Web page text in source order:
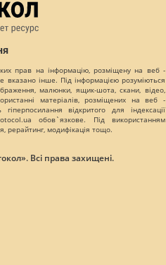
прав на інформацію, розміщену на веб -
вказано інше. Під інформацією розуміються
малюнки, ящик-шота, скани, відео,
матеріалів, розміщених на веб -
гіперпосилання відкритого для індексації
обов`язкове. Під використанням
рерайтинг, модифікація тощо.
Всі права захищені.